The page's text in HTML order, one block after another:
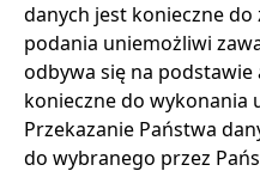
danych jest konieczne
podania uniemożliwi
odbywa się na podstawie
konieczne do wykonania
Przekazanie Państwa
do wybranego przez